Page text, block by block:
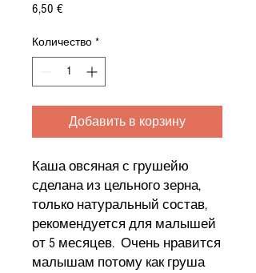
6,50 €Цена
Количество *
Добавить в корзину
Каша овсяная с грушейю
сделана из цельного зерна,
только натуральный состав,
рекомендуется для малышей
от 5 месяцев. Очень нравится
малышам потому как груша